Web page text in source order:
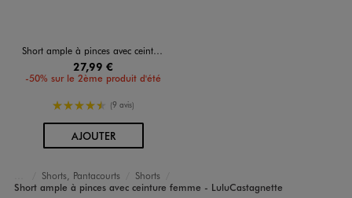
Short ample à pinces avec ceinture femme - LuluCastagnette
27,99 €
-50% sur le 2ème produit d'été
4.5/5 de moyenne
(9 avis)
AJOUTERAU PANIER
Accueil
Femme
Vêtements
Shorts, Pantacourts
Shorts
Short ample à pinces avec ceinture femme - LuluCastagnette